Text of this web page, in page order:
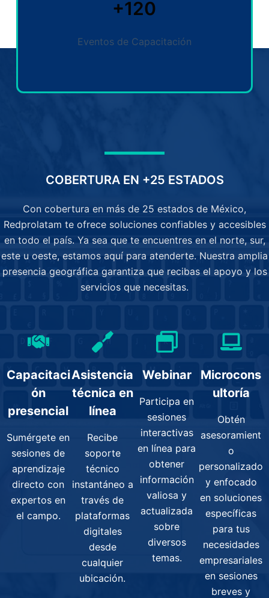
+120
Eventos de Capacitación
COBERTURA EN +25 ESTADOS
Con cobertura en más de 25 estados de México,
Redprolatam te ofrece soluciones confiables y accesibles
en todo el país. Ya sea que te encuentres en el norte, sur,
este u oeste, estamos aquí para atenderte. Nuestra amplia
presencia geográfica garantiza que recibas el apoyo y los
servicios que necesitas.
Capacitaci
ón
presencial
Sumérgete en
sesiones de
aprendizaje
directo con
expertos en
el campo.
Asistencia
técnica en
línea
Recibe
soporte
técnico
instantáneo a
través de
plataformas
digitales
desde
cualquier
ubicación.
Webinar
Participa en
sesiones
interactivas
en línea para
obtener
información
valiosa y
actualizada
sobre
diversos
temas.
Microcons
ultoría
Obtén
asesoramient
o
personalizado
y enfocado
en soluciones
específicas
para tus
necesidades
empresariales
en sesiones
breves y